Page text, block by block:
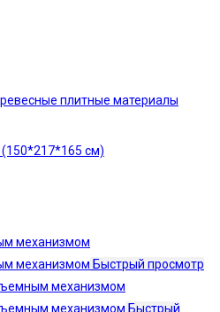
плитные материалы
см)
Быстрый просмотр
Быстрый